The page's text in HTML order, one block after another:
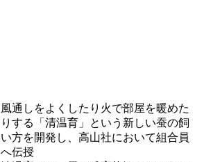
風通しをよくしたり火で部屋を暖めた
りする「清温育」という新しい蚕の飼
い方を開発し、高山社において組合員
へ伝授